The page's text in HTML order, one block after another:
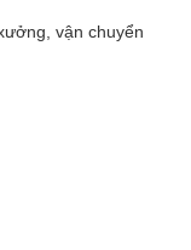
vận chuyển